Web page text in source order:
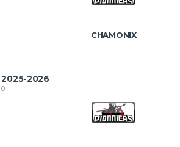
CHAMONIX
2025-2026